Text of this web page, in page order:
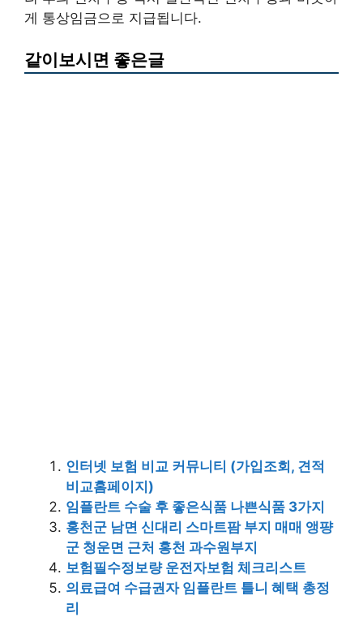
게 통상임금으로 지급됩니다.
같이보시면 좋은글
인터넷 보험 비교 커뮤니티 (가입조회, 견적
비교홈페이지)
임플란트 수술 후 좋은식품 나쁜식품 3가지
홍천군 남면 신대리 스마트팜 부지 매매 앵퍙
군 청운면 근처 홍천 과수원부지
보험필수정보량 운전자보험 체크리스트
의료급여 수급권자 임플란트 틀니 혜택 총정
리